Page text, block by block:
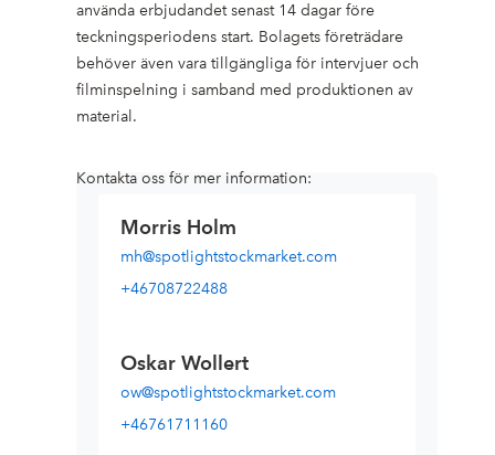
använda erbjudandet senast 14 dagar före
teckningsperiodens start. Bolagets företrädare
behöver även vara tillgängliga för intervjuer och
filminspelning i samband med produktionen av
material.
Kontakta oss för mer information:
Morris Holm
mh@spotlightstockmarket.com
+46708722488
Oskar Wollert
ow@spotlightstockmarket.com
+46761711160